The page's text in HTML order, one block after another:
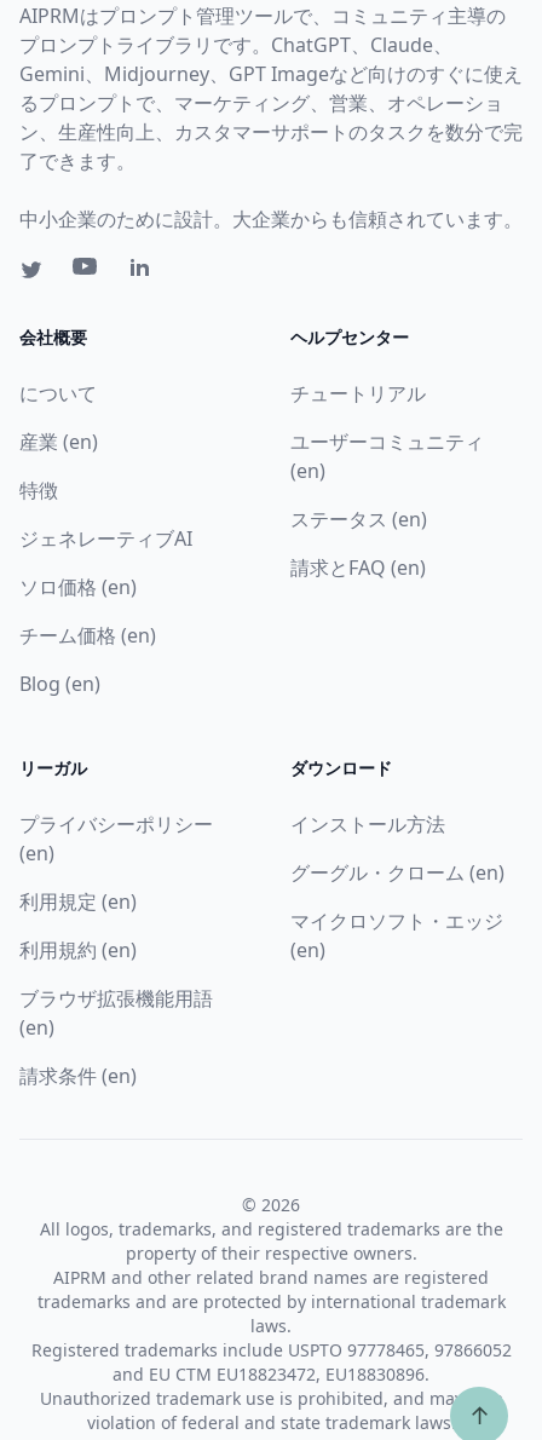
AIPRMはプロンプト管理ツールで、コミュニティ主導の
プロンプトライブラリです。ChatGPT、Claude、
Gemini、Midjourney、GPT Imageなど向けのすぐに使え
るプロンプトで、マーケティング、営業、オペレーショ
ン、生産性向上、カスタマーサポートのタスクを数分で完
了できます。
中小企業のために設計。大企業からも信頼されています。
会社概要
について
産業 (en)
特徴
ジェネレーティブAI
ソロ価格 (en)
チーム価格 (en)
Blog (en)
ヘルプセンター
チュートリアル
ユーザーコミュニティ
(en)
ステータス (en)
請求とFAQ (en)
リーガル
プライバシーポリシー
(en)
利用規定 (en)
利用規約 (en)
ブラウザ拡張機能用語
(en)
請求条件 (en)
ダウンロード
インストール方法
グーグル・クローム (en)
マイクロソフト・エッジ
(en)
© 2026
All logos, trademarks, and registered trademarks are the
property of their respective owners.
AIPRM and other related brand names are registered
trademarks and are protected by international trademark
laws.
Registered trademarks include USPTO 97778465, 97866052
and EU CTM EU18823472, EU18830896.
Unauthorized trademark use is prohibited, and may be a
violation of federal and state trademark laws.
↑